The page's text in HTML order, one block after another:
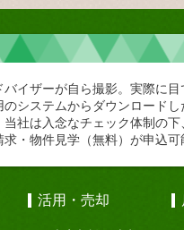
イザーが自ら撮影。実際に
システムからダウンロード
社は入念なチェック体制の
・物件見学（無料）が申込
活用・売却